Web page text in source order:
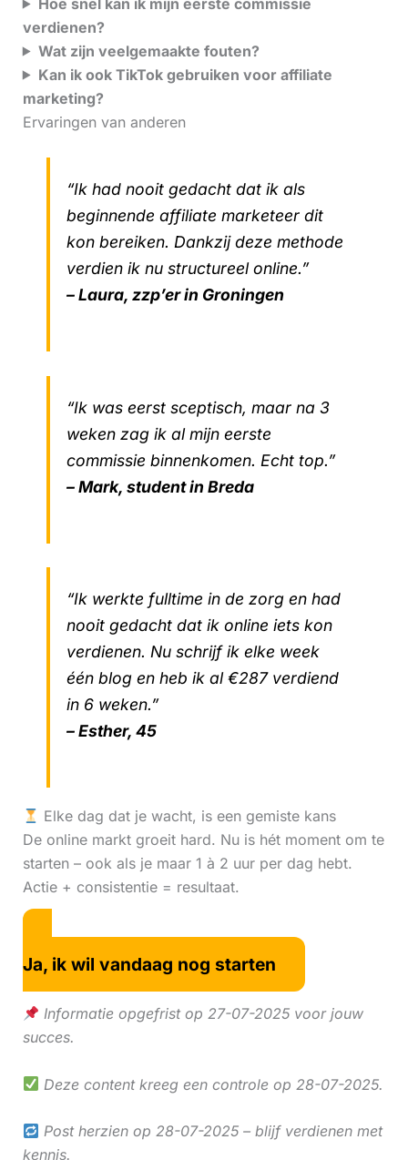
verdienen?
Wat zijn veelgemaakte fouten?
Kan ik ook TikTok gebruiken voor affiliate
marketing?
Ervaringen van anderen
“Ik had nooit gedacht dat ik als
beginnende affiliate marketeer dit
kon bereiken. Dankzij deze methode
verdien ik nu structureel online.”
– Laura, zzp’er in Groningen
“Ik was eerst sceptisch, maar na 3
weken zag ik al mijn eerste
commissie binnenkomen. Echt top.”
– Mark, student in Breda
“Ik werkte fulltime in de zorg en had
nooit gedacht dat ik online iets kon
verdienen. Nu schrijf ik elke week
één blog en heb ik al €287 verdiend
in 6 weken.”
– Esther, 45
Elke dag dat je wacht, is een gemiste kans
De online markt groeit hard. Nu is hét moment om te
starten – ook als je maar 1 à 2 uur per dag hebt.
Actie + consistentie = resultaat.
Ja, ik wil vandaag nog starten
Informatie opgefrist op 27-07-2025 voor jouw
succes.
Deze content kreeg een controle op 28-07-2025.
Post herzien op 28-07-2025 – blijf verdienen met
kennis.